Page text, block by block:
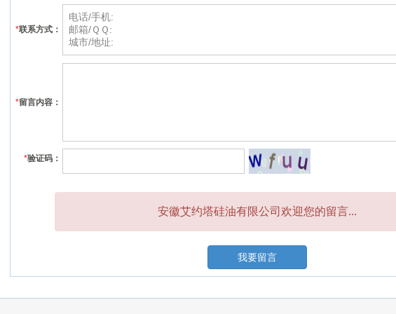
*联系方式：
*留言内容：
*验证码：
安徽艾约塔硅油有限公司欢迎您的留言...
我要留言